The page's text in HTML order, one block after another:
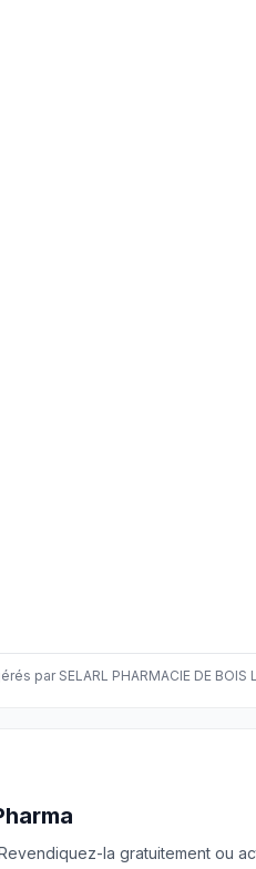
par SELARL PHARMACIE DE BOIS
la gratuitement ou